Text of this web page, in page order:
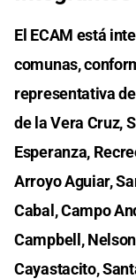
El ECAM está
comunas,
representativa
de la Vera Cruz,
Esperanza,
Arroyo Aguiar,
Cabal, Campo
Campbell,
Cayastacito,